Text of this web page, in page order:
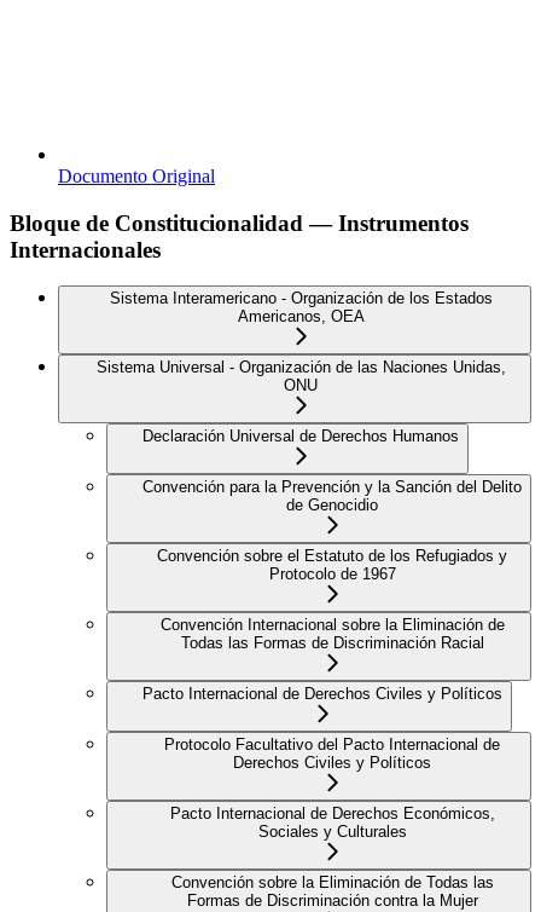
Documento Original
Bloque de Constitucionalidad — Instrumentos
Internacionales
Sistema Interamericano - Organización de los Estados
Americanos, OEA
Sistema Universal - Organización de las Naciones Unidas,
ONU
Declaración Universal de Derechos Humanos
Convención para la Prevención y la Sanción del Delito
de Genocidio
Convención sobre el Estatuto de los Refugiados y
Protocolo de 1967
Convención Internacional sobre la Eliminación de
Todas las Formas de Discriminación Racial
Pacto Internacional de Derechos Civiles y Políticos
Protocolo Facultativo del Pacto Internacional de
Derechos Civiles y Políticos
Pacto Internacional de Derechos Económicos,
Sociales y Culturales
Convención sobre la Eliminación de Todas las
Formas de Discriminación contra la Mujer